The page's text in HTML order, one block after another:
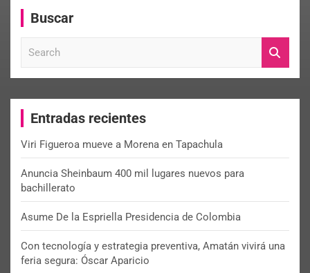
Buscar
c
Entradas recientes
Viri Figueroa mueve a Morena en Tapachula
Anuncia Sheinbaum 400 mil lugares nuevos para
bachillerato
Asume De la Espriella Presidencia de Colombia
Con tecnología y estrategia preventiva, Amatán vivirá una
feria segura: Óscar Aparicio